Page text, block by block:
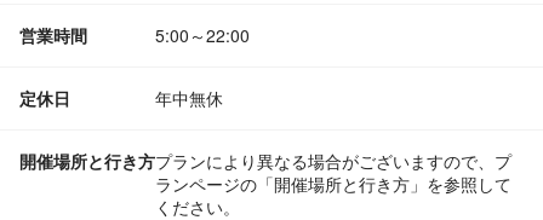
営業時間 5:00～22:00
定休日 年中無休
開催場所と行き方プランにより異なる場合がございますので、プ
ランページの「開催場所と行き方」を参照して
ください。